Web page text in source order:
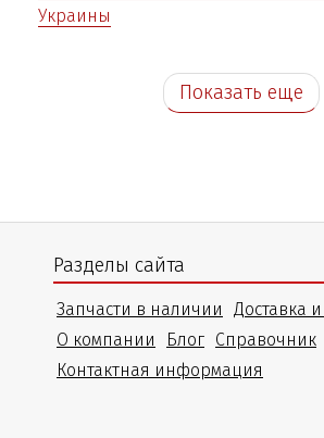
Украины
Показать еще
Разделы сайта
Запчасти в наличии
Доставка
О компании
Блог Справочник
Контактная информация